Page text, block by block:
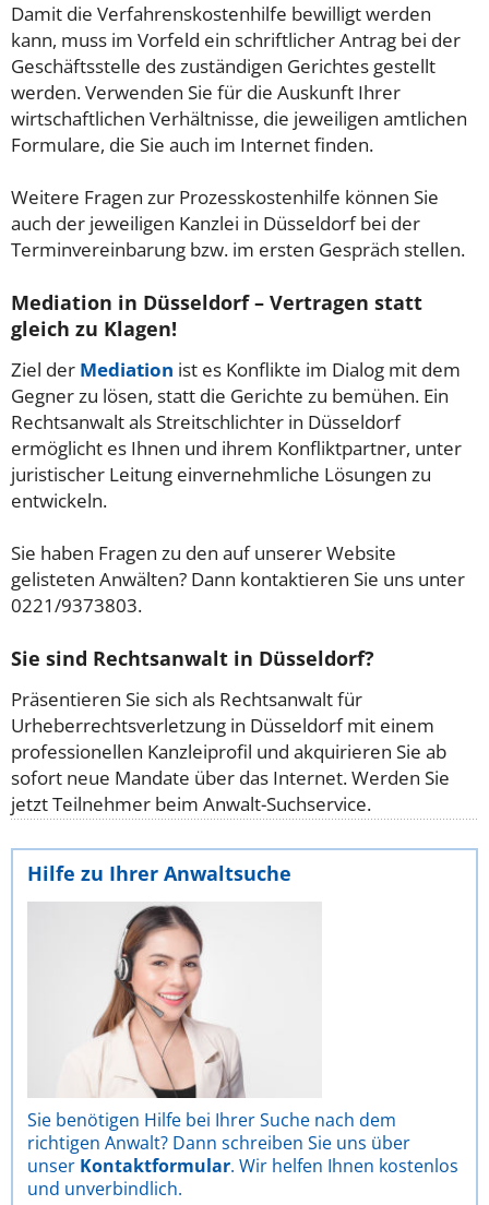
Damit die Verfahrenskostenhilfe bewilligt werden
kann, muss im Vorfeld ein schriftlicher Antrag bei der
Geschäftsstelle des zuständigen Gerichtes gestellt
werden. Verwenden Sie für die Auskunft Ihrer
wirtschaftlichen Verhältnisse, die jeweiligen amtlichen
Formulare, die Sie auch im Internet finden.
Weitere Fragen zur Prozesskostenhilfe können Sie
auch der jeweiligen Kanzlei in Düsseldorf bei der
Terminvereinbarung bzw. im ersten Gespräch stellen.
Mediation in Düsseldorf – Vertragen statt
gleich zu Klagen!
Ziel der Mediation ist es Konflikte im Dialog mit dem
Gegner zu lösen, statt die Gerichte zu bemühen. Ein
Rechtsanwalt als Streitschlichter in Düsseldorf
ermöglicht es Ihnen und ihrem Konfliktpartner, unter
juristischer Leitung einvernehmliche Lösungen zu
entwickeln.
Sie haben Fragen zu den auf unserer Website
gelisteten Anwälten? Dann kontaktieren Sie uns unter
0221/9373803.
Sie sind Rechtsanwalt in Düsseldorf?
Präsentieren Sie sich als Rechtsanwalt für
Urheberrechtsverletzung in Düsseldorf mit einem
professionellen Kanzleiprofil und akquirieren Sie ab
sofort neue Mandate über das Internet. Werden Sie
jetzt Teilnehmer beim Anwalt-Suchservice.
Hilfe zu Ihrer Anwaltsuche
Sie benötigen Hilfe bei Ihrer Suche nach dem
richtigen Anwalt? Dann schreiben Sie uns über
unser Kontaktformular. Wir helfen Ihnen kostenlos
und unverbindlich.